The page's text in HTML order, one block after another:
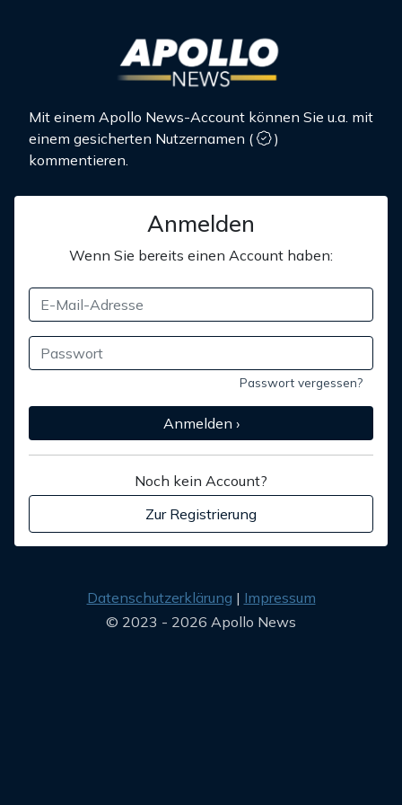
Mit einem Apollo News-Account können Sie u.a. mit
einem gesicherten Nutzernamen (
)
kommentieren.
Anmelden
Wenn Sie bereits einen Account haben:
Passwort vergessen?
Anmelden ›
Noch kein Account?
Zur Registrierung
Datenschutzerklärung
Impressum
© 2023 - 2026 Apollo News